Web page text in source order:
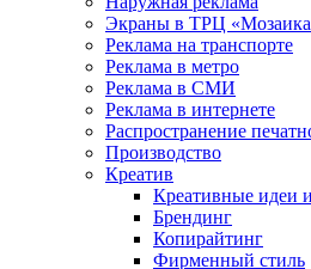
Экраны в ТРЦ
Реклама на транспорте
Реклама в метро
Реклама в СМИ
Реклама в интернете
Распространение
Производство
Креатив
Креативные идеи
Брендинг
Копирайтинг
Фирменный стиль